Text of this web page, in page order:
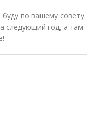
по вашему совету.
следующий год, а там